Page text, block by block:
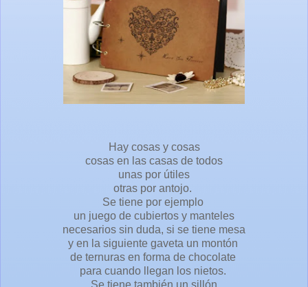
Hay cosas y cosas
cosas en las casas de todos
unas por útiles
otras por antojo.
Se tiene por ejemplo
un juego de cubiertos y manteles
necesarios sin duda, si se tiene mesa
y en la siguiente gaveta un montón
de ternuras en forma de chocolate
para cuando llegan los nietos.
Se tiene también un sillón